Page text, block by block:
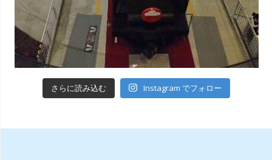
さらに読み込む Instagram でフォロー